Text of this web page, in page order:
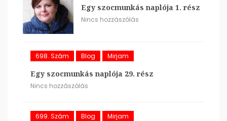
Egy szocmunkás naplója 1. rész
Nincs hozzászólás
698. Szám Blog Mirjam
Egy szocmunkás naplója 29. rész
Nincs hozzászólás
699. Szám Blog Mirjam